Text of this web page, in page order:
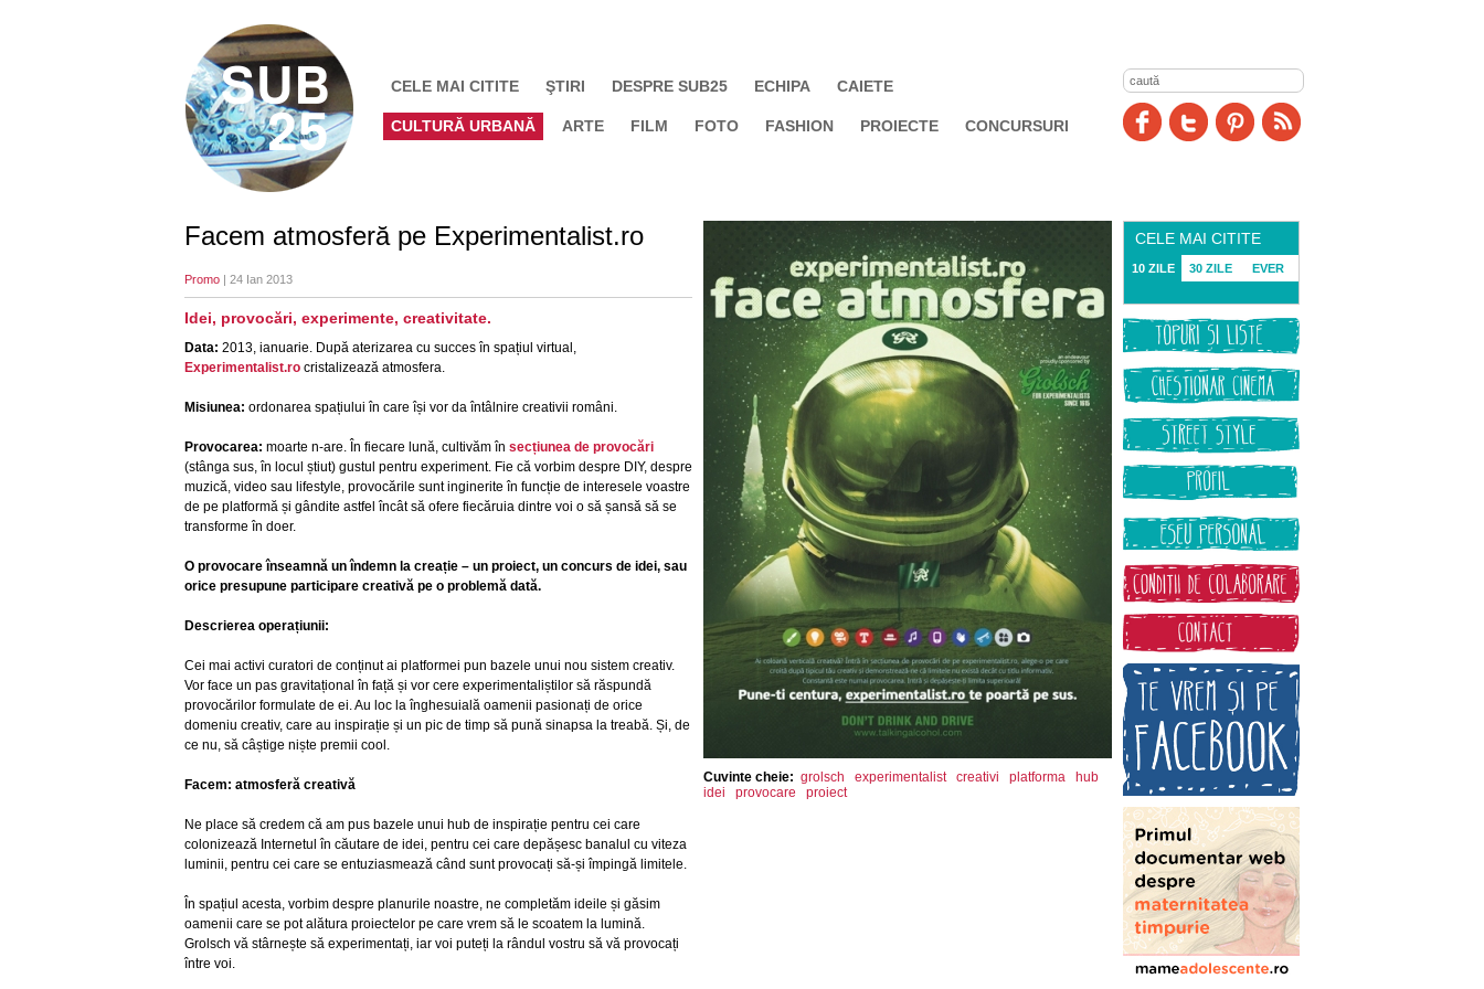
CELE MAI CITITE ŞTIRI DESPRE SUB25 ECHIPA CAIETE
CULTURĂ URBANĂ ARTE FILM FOTO FASHION PROIECTE CONCURSURI
Facem atmosferă pe Experimentalist.ro
Promo | 24 Ian 2013
Idei, provocări, experimente, creativitate.
Data: 2013, ianuarie. După aterizarea cu succes în spațiul virtual,
Experimentalist.ro cristalizează atmosfera.
Misiunea: ordonarea spațiului în care își vor da întâlnire creativii români.
Provocarea: moarte n-are. În fiecare lună, cultivăm în secțiunea de provocări
(stânga sus, în locul știut) gustul pentru experiment. Fie că vorbim despre DIY, despre
muzică, video sau lifestyle, provocările sunt inginerite în funcție de interesele voastre
de pe platformă și gândite astfel încât să ofere fiecăruia dintre voi o să șansă să se
transforme în doer.
O provocare înseamnă un îndemn la creație – un proiect, un concurs de idei, sau
orice presupune participare creativă pe o problemă dată.
Descrierea operațiunii:
Cei mai activi curatori de conținut ai platformei pun bazele unui nou sistem creativ.
Vor face un pas gravitațional în față și vor cere experimentaliștilor să răspundă
provocărilor formulate de ei. Au loc la înghesuială oamenii pasionați de orice
domeniu creativ, care au inspirație și un pic de timp să pună sinapsa la treabă. Și, de
ce nu, să câștige niște premii cool.
Facem: atmosferă creativă
Ne place să credem că am pus bazele unui hub de inspirație pentru cei care
colonizează Internetul în căutare de idei, pentru cei care depășesc banalul cu viteza
luminii, pentru cei care se entuziasmează când sunt provocați să-și împingă limitele.
În spațiul acesta, vorbim despre planurile noastre, ne completăm ideile și găsim
oamenii care se pot alătura proiectelor pe care vrem să le scoatem la lumină.
Grolsch vă stârnește să experimentați, iar voi puteți la rândul vostru să vă provocați
între voi.
Cuvinte cheie: grolsch experimentalist creativi platforma
hub
idei
provocare proiect
CELE MAI CITITE
10 ZILE 30 ZILE EVER